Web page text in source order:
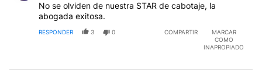
No se olviden de nuestra STAR de cabotaje, la
abogada exitosa.
RESPONDER 3 0 COMPARTIR
MARCAR
COMO
INAPROPIADO